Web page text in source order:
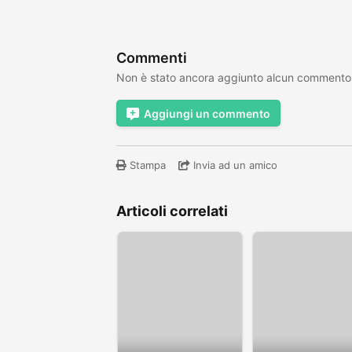
Commenti
Non è stato ancora aggiunto alcun commento
Aggiungi un commento
Stampa Invia ad un amico
Articoli correlati